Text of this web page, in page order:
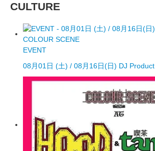
CULTURE
EVENT
08月01日 (土) / 08月16日(日) DJ